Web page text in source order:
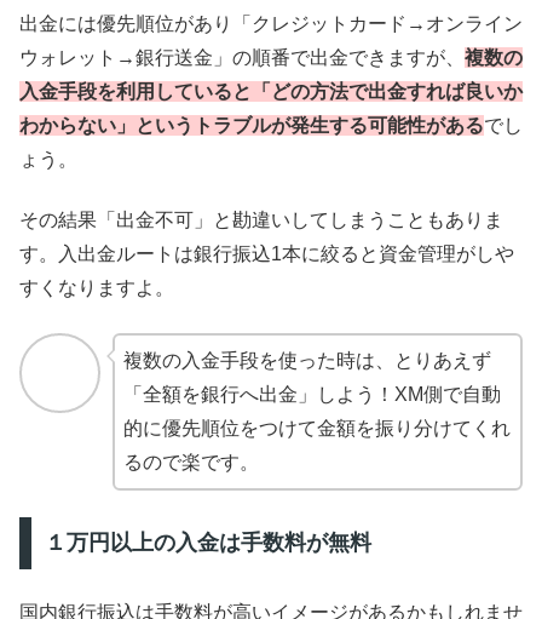
出金には優先順位があり「クレジットカード→オンライン
ウォレット→銀行送金」の順番で出金できますが、 複数の
入金手段を利用していると「どの方法で出金すれば良いか
わからない」というトラブルが発生する可能性があるでし
ょう。
その結果「出金不可」と勘違いしてしまうこともありま
す。入出金ルートは銀行振込1本に絞ると資金管理がしや
すくなりますよ。
複数の入金手段を使った時は、とりあえず
「全額を銀行へ出金」しよう！XM側で自動
的に優先順位をつけて金額を振り分けてくれ
るので楽です。
１万円以上の入金は手数料が無料
国内銀行振込は手数料が高いイメージがあるかもしれませ